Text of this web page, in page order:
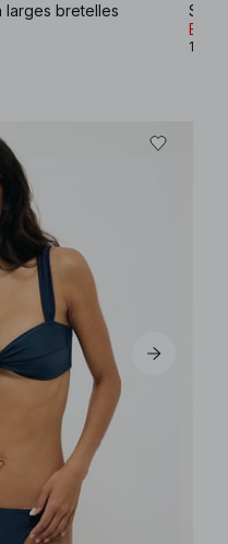
larges bretelles
EUR
1